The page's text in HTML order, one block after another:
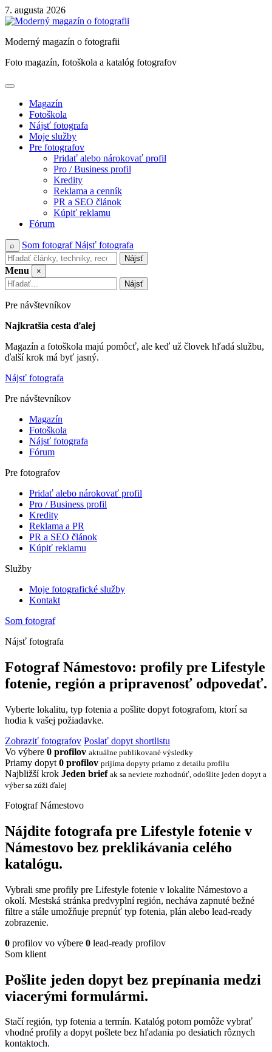
Skip
to
7. augusta 2026
Moderný magazín o fotografii
Foto magazín, fotoškola a katalóg fotografov
Magazín
Fotoškola
Nájsť fotografa
Moje služby
Pre fotografov
Pridať alebo nárokovať profil
Pro / Business profil
Kredity
Reklama a cenník
PR a SEO článok
Kúpiť reklamu
Fórum
⌕ Som fotografNájsť fotografa
Nájsť
Menu
×
Nájsť
Pre návštevníkov
Najkratšia cesta ďalej
Magazín a fotoškola majú pomôcť, ale keď už človek hľadá službu,
ďalší krok má byť jasný.
Nájsť fotografa
Pre návštevníkov
Magazín
Fotoškola
Nájsť fotografa
Fórum
Pre fotografov
Pridať alebo nárokovať profil
Pro / Business profil
Kredity
Reklama a PR
PR a SEO článok
Kúpiť reklamu
Služby
Moje fotografické služby
Kontakt
Som fotograf
Nájsť fotografa
Fotograf Námestovo: profily pre Lifestyle
fotenie, región a pripravenosť odpovedať.
Vyberte lokalitu, typ fotenia a pošlite dopyt fotografom, ktorí sa
hodia k vašej požiadavke.
Zobraziť fotografov Poslať dopyt shortlistu
Vo výbere 0 profilov aktuálne publikované výsledky
Priamy dopyt 0 profilov prijíma dopyty priamo z detailu profilu
Najbližší krok Jeden brief ak sa neviete rozhodnúť, odošlite jeden dopyt a
výber sa zúži ďalej
Fotograf Námestovo
Nájdite fotografa pre Lifestyle fotenie v
Námestovo bez preklikávania celého
katalógu.
Vybrali sme profily pre Lifestyle fotenie v lokalite Námestovo a
okolí. Mestská stránka predvyplní región, necháva zapnuté bežné
filtre a stále umožňuje prepnúť typ fotenia, plán alebo lead-ready
zobrazenie.
0 profilov vo výbere 0 lead-ready profilov
Som klient
Pošlite jeden dopyt bez prepínania medzi
viacerými formulármi.
Stačí región, typ fotenia a termín. Katalóg potom pomôže vybrať
vhodné profily a dopyt pošlete bez hľadania po desiatich rôznych
kontaktoch.